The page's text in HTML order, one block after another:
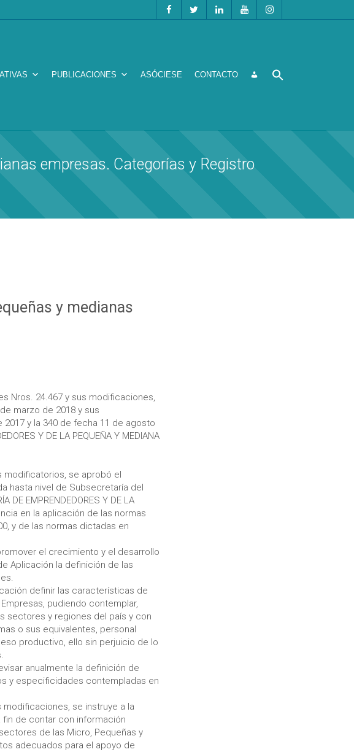
PUBLICACIONES ASÓCIESE CONTACTO
empresas. Categorías y Registro
y medianas
Nros. 24.467 y sus modificaciones,
marzo de 2018 y sus
y la 340 de fecha 11 de agosto
Y DE LA PEQUEÑA Y MEDIANA
modificatorios, se aprobó el
hasta nivel de Subsecretaría del
DE EMPRENDEDORES Y DE LA
en la aplicación de las normas
y de las normas dictadas en
el crecimiento y el desarrollo
Aplicación la definición de las
definir las características de
pudiendo contemplar,
sectores y regiones del país y con
o sus equivalentes, personal
productivo, ello sin perjuicio de lo
anualmente la definición de
y especificidades contempladas en
modificaciones, se instruye a la
fin de contar con información
de las Micro, Pequeñas y
adecuados para el apoyo de